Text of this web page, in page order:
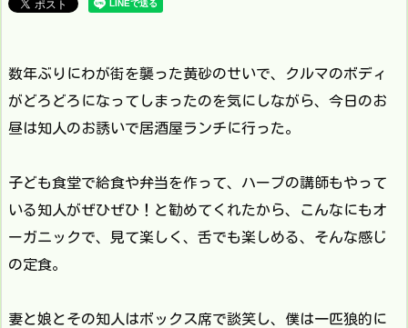
数年ぶりにわが街を襲った黄砂のせいで、クルマのボディ
がどろどろになってしまったのを気にしながら、今日のお
昼は知人のお誘いで居酒屋ランチに行った。
子ども食堂で給食や弁当を作って、ハーブの講師もやって
いる知人がぜひぜひ！と勧めてくれたから、こんなにもオ
ーガニックで、見て楽しく、舌でも楽しめる、そんな感じ
の定食。
妻と娘とその知人はボックス席で談笑し、僕は一匹狼的に